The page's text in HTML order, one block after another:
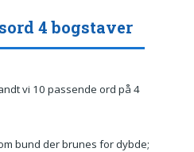
4 bogstaver
vi 10 passende ord på 4
bund der brunes for dybde;